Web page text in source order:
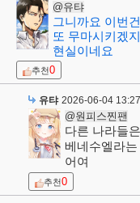
@유탸
그니까요 이번
또 무마시키겠
현실이네요
추천0
유탸 2026-06-04
@원피스찐팬
다른 나라들
베네수엘라
어여
추천0